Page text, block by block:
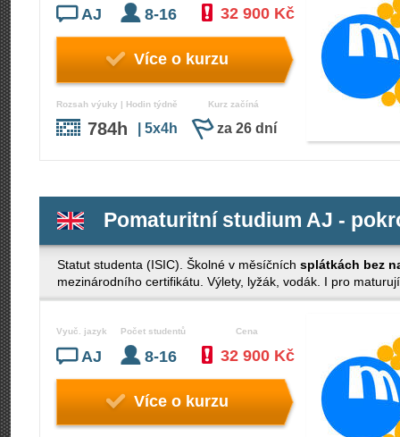
AJ 8-16 32 900 Kč
Více o kurzu
Rozsah výuky | Hodin týdně
784h | 5x4h
Kurz začíná
za 26 dní
Pomaturitní studium AJ -
Statut studenta (ISIC). Školné v měsíčních splátkách bez
mezinárodního certifikátu. Výlety, lyžák, vodák. I pro
Vyuč. jazyk
AJ
Počet studentů
8-16
Cena
32 900 Kč
Více o kurzu